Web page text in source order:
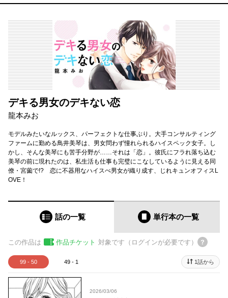
デキる男女のデキない恋
龍本みお
モデルみたいなルックス、パーフェクトな仕事ぶり。大手コンサルティング
ファームに勤める鳥井美琴は、男女問わず憧れられるハイスペック女子。し
かし、そんな美琴にも苦手分野が……それは「恋」。彼氏にフラれ落ち込む
美琴の前に現れたのは、私生活も仕事も完璧にこなしているように見える同
僚・宮薗で!? 恋に不器用なハイスぺ男女が織り成す、じれキュンオフィスL
OVE！
話の一覧 単行本の一覧
この作品は 作品チケット 対象です（ログインが必要です）
99 - 50 49 - 1 1話から
2026/03/06